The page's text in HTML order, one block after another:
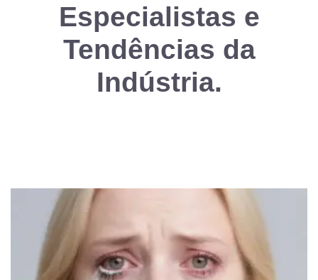
Especialistas e
Tendências da
Indústria.